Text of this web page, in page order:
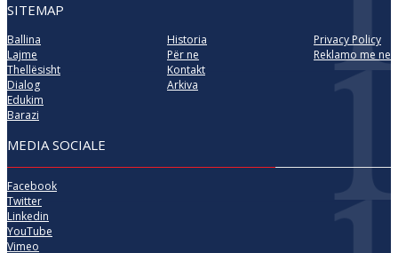
SITEMAP
Ballina
Lajme
Thellësisht
Dialog
Edukim
Barazi
Historia
Për ne
Kontakt
Arkiva
Privacy Policy
Reklamo me ne
MEDIA SOCIALE
Facebook
Twitter
Linkedin
YouTube
Vimeo